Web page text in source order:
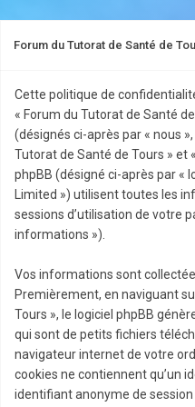
Forum du Tutorat de Santé de
Cette politique de
« Forum du Tutorat de Santé
(désignés ci-après par « nous
Tutorat de Santé de Tours »
phpBB (désigné ci-après par «
Limited ») utilisent toutes les
sessions d’utilisation de votre
informations »).
Vos informations sont
Premièrement, en naviguant
Tours », le logiciel phpBB
qui sont de petits fichiers
navigateur internet de votre
cookies ne contiennent qu’un
identifiant anonyme de